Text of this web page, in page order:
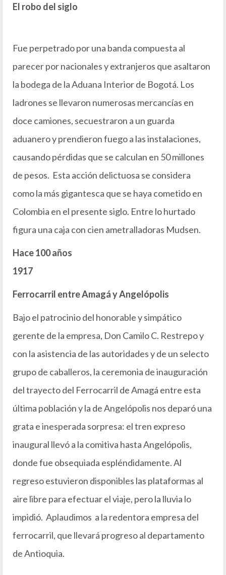
El robo del siglo
Fue perpetrado por una banda compuesta al
parecer por nacionales y extranjeros que asaltaron
la bodega de la Aduana Interior de Bogotá. Los
ladrones se llevaron numerosas mercancías en
doce camiones, secuestraron a un guarda
aduanero y prendieron fuego a las instalaciones,
causando pérdidas que se calculan en 50 millones
de pesos. Esta acción delictuosa se considera
como la más gigantesca que se haya cometido en
Colombia en el presente siglo. Entre lo hurtado
figura una caja con cien ametralladoras Mudsen.
Hace 100 años
1917
Ferrocarril entre Amagá y Angelópolis
Bajo el patrocinio del honorable y simpático
gerente de la empresa, Don Camilo C. Restrepo y
con la asistencia de las autoridades y de un selecto
grupo de caballeros, la ceremonia de inauguración
del trayecto del Ferrocarril de Amagá entre esta
última población y la de Angelópolis nos deparó una
grata e inesperada sorpresa: el tren expreso
inaugural llevó a la comitiva hasta Angelópolis,
donde fue obsequiada espléndidamente. Al
regreso estuvieron disponibles las plataformas al
aire libre para efectuar el viaje, pero la lluvia lo
impidió. Aplaudimos a la redentora empresa del
ferrocarril, que llevará progreso al departamento
de Antioquia.